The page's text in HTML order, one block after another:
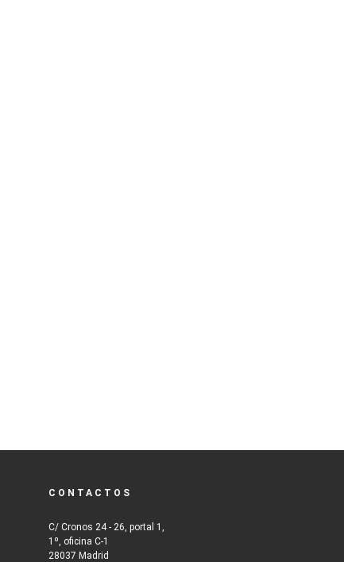
CONTACTOS
C/ Cronos 24 - 26, portal 1,
1º, oficina C-1
28037 Madrid